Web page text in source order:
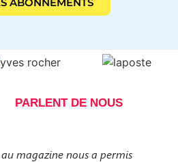
PARLENT DE NOUS
magazine nous a permis